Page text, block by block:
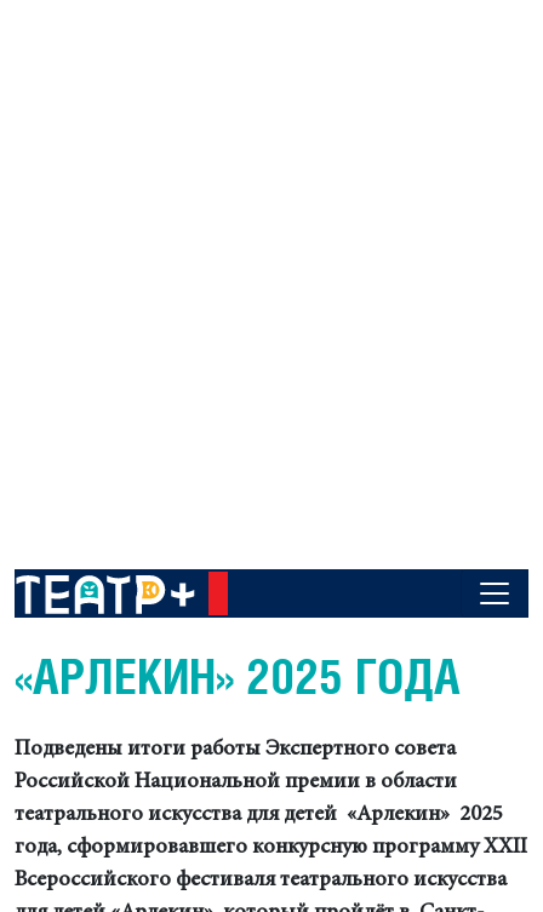
«АРЛЕКИН» 2025 ГОДА
Подведены итоги работы Экспертного совета
Российской Национальной премии в области
театрального искусства для детей «Арлекин» 2025
года, сформировавшего конкурсную программу XXII
Всероссийского фестиваля театрального искусства